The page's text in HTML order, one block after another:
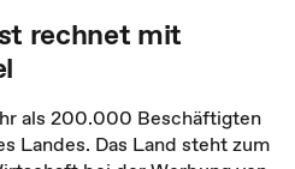
rechnet mit
als 200.000 Beschäftigten
Landes. Das Land steht zum